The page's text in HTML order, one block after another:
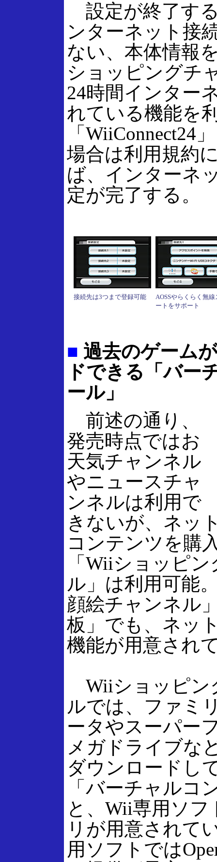
設定が終了す
ンターネット接
ない、本体情報
ショッピングチ
24時間インター
れている機能を
「WiiConnect24
場合は利用規約
ば、インターネ
定が完了する。
接続先は3つまで登録可能
AOSSやらくらく無線
ートをサポート
■ 過去のゲーム
ドできる「バー
ール」
前述の通り、
発売時点ではお
天気チャンネル
やニュースチャ
ンネルは利用で
きないが、ネッ
コンテンツを購
「Wiiショッピ
ル」は利用可能
顔絵チャンネル
板」でも、ネッ
機能が用意され
Wiiショッピン
ルでは、ファミ
ータやスーパー
メガドライブな
ダウンロードし
「バーチャルコ
と、Wii専用ソフ
リが用意されて
用ソフトでは